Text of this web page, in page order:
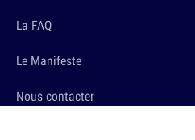
La FAQ
Le Manifeste
Nous contacter